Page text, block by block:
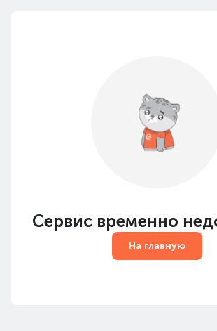
Сервис временно
На главную